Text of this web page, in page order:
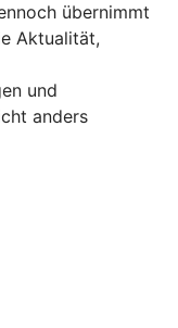
übernimmt
Aktualität,
und
anders